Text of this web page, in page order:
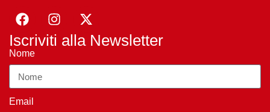
Iscriviti alla Newsletter
Nome
Email